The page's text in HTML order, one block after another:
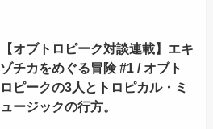
【オブトロピーク対談連載】エキ
ゾチカをめぐる冒険 #1 / オブト
ロピークの3人とトロピカル・ミ
ュージックの行方。